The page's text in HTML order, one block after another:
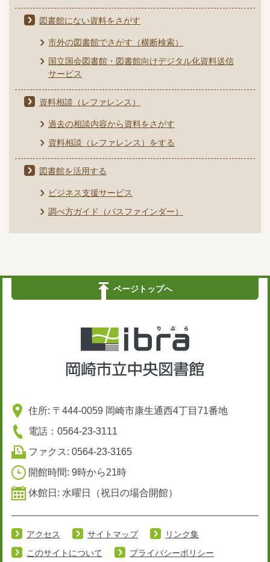
図書館にない資料をさがす
市外の図書館でさがす（横断検索）
国立国会図書館・図書館向けデジタル化資料送信
サービス
資料相談（レファレンス）
過去の相談内容から資料をさがす
資料相談（レファレンス）をする
図書館を活用する
ビジネス支援サービス
調べ方ガイド（パスファインダー）
ページトップへ
住所: 〒444-0059 岡崎市康生通西4丁目71番地
電話：0564-23-3111
ファクス: 0564-23-3165
開館時間: 9時から21時
休館日: 水曜日（祝日の場合開館）
アクセス サイトマップ
リンク集
このサイトについて
プライバシーポリシー